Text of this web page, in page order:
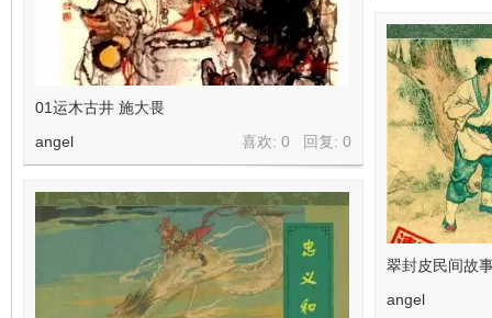
01运木古井 施大畏
喜欢: 0 回复: 0
angel
翠封皮民间故
angel